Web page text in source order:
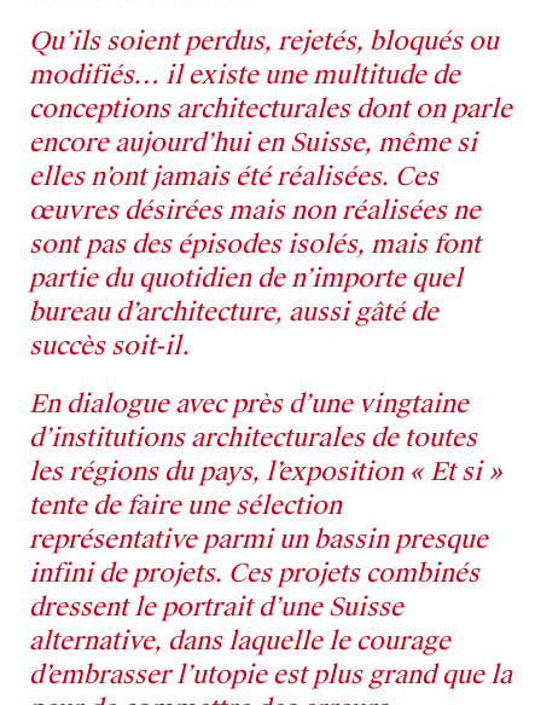
Qu’ils soient perdus, rejetés, bloqués ou
modifiés… il existe une multitude de
conceptions architecturales dont on parle
encore aujourd’hui en Suisse, même si
elles n’ont jamais été réalisées. Ces
œuvres désirées mais non réalisées ne
sont pas des épisodes isolés, mais font
partie du quotidien de n’importe quel
bureau d’architecture, aussi gâté de
succès soit-il.
En dialogue avec près d’une vingtaine
d’institutions architecturales de toutes
les régions du pays, l’exposition « Et si »
tente de faire une sélection
représentative parmi un bassin presque
infini de projets. Ces projets combinés
dressent le portrait d’une Suisse
alternative, dans laquelle le courage
d’embrasser l’utopie est plus grand que la